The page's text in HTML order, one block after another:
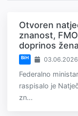
Otvoren
znanost,
doprinos
BiH 03.06.2026
Federalno
raspisalo je
zn...